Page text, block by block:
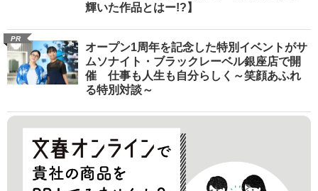
輝いた作品とはー!?】
PR
オープン1周年を記念した特別イベントがサ
ムソナイト・ブラックレーベル銀座店で開
催 仕事も人生も自分らしく～笑顔あふれ
る特別対談～